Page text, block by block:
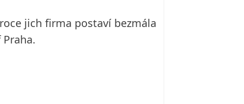
jich firma postaví bezmála